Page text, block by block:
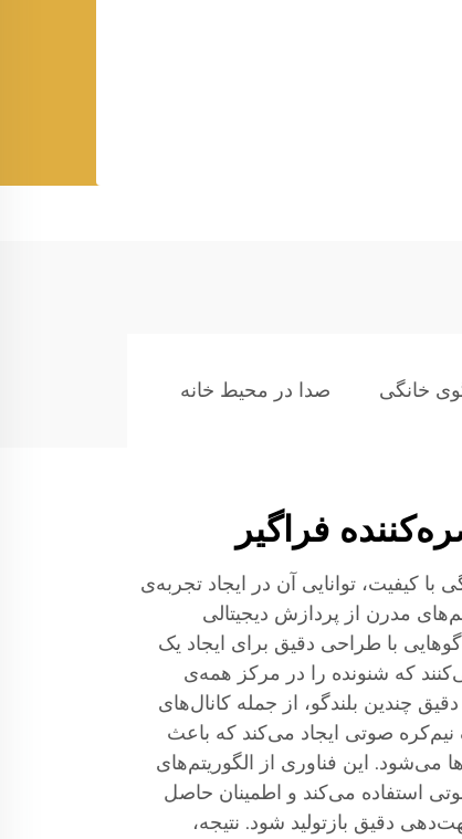
خانگی صدا در محیط خانه
فراگیر
کیفیت، توانایی آن در ایجاد تجربه‌ی
مدرن از پردازش دیجیتالی
با طراحی دقیق برای ایجاد یک
که شنونده را در مرکز همه‌ی
چندین بلندگو، از جمله کانال‌های
نیم‌کره صوتی ایجاد می‌کند که باعث
می‌شود. این فناوری از الگوریتم‌های
استفاده می‌کند و اطمینان حاصل
دقیق بازتولید شود. نتیجه،